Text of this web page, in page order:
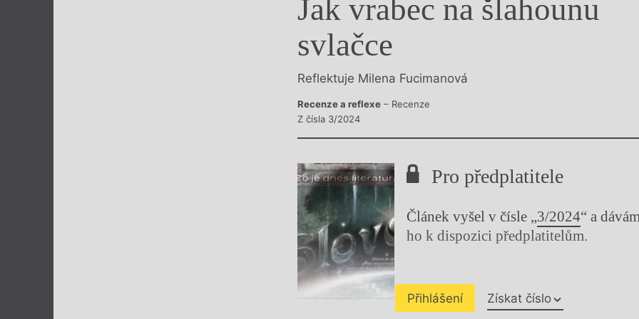
Výroční cenyJak vrabec na šlahounu
svlačce
Reflektuje Milena Fucimanová
Recenze a reflexe – Recenze
Z čísla 3/2024
Pro předplatitele
Článek vyšel v čísle „3/2024“ a
ho k dispozici předplatitelům.
Přihlášení Získat číslo